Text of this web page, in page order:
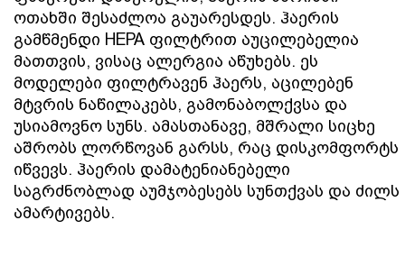
ოთახში შესაძლოა გაუარესდეს. ჰაერის
გამწმენდი HEPA ფილტრით აუცილებელია
მათთვის, ვისაც ალერგია აწუხებს. ეს
მოდელები ფილტრავენ ჰაერს, აცილებენ
მტვრის ნაწილაკებს, გამონაბოლქვსა და
უსიამოვნო სუნს. ამასთანავე, მშრალი სიცხე
აშრობს ლორწოვან გარსს, რაც დისკომფორტს
იწვევს. ჰაერის დამატენიანებელი
საგრძნობლად აუმჯობესებს სუნთქვას და ძილს
ამარტივებს.